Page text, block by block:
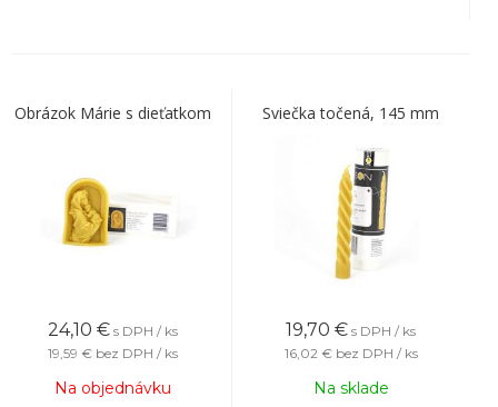
Obrázok Márie s dieťatkom
24,10 € s DPH / ks
19,59 € bez DPH / ks
Na objednávku
Sviečka točená, 145 mm
19,70 € s DPH / ks
16,02 € bez DPH / ks
Na sklade